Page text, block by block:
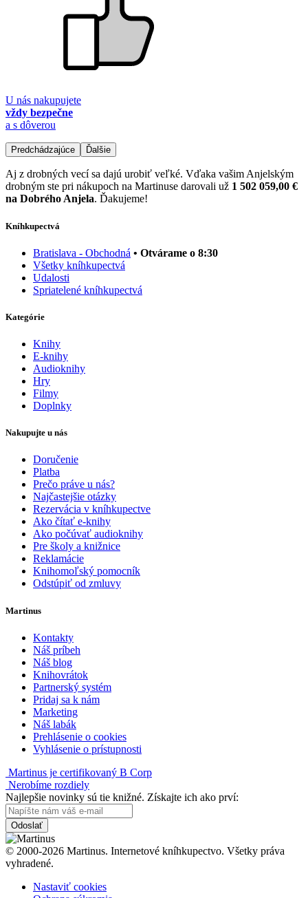
U nás nakupujete
vždy bezpečne
a s dôverou
Predchádzajúce Ďalšie
Aj z drobných vecí sa dajú urobiť veľké. Vďaka vašim Anjelským
drobným ste pri nákupoch na Martinuse darovali už 1 502 059,00 €
na Dobrého Anjela. Ďakujeme!
Kníhkupectvá
Bratislava - Obchodná • Otvárame o 8:30
Všetky kníhkupectvá
Udalosti
Spriatelené kníhkupectvá
Kategórie
Knihy
E-knihy
Audioknihy
Hry
Filmy
Doplnky
Nakupujte u nás
Doručenie
Platba
Prečo práve u nás?
Najčastejšie otázky
Rezervácia v kníhkupectve
Ako čítať e-knihy
Ako počúvať audioknihy
Pre školy a knižnice
Reklamácie
Knihomoľský pomocník
Odstúpiť od zmluvy
Martinus
Kontakty
Náš príbeh
Náš blog
Knihovrátok
Partnerský systém
Pridaj sa k nám
Marketing
Náš labák
Prehlásenie o cookies
Vyhlásenie o prístupnosti
Martinus je certifikovaný B Corp
Nerobíme rozdiely
Najlepšie novinky sú tie knižné. Získajte ich ako prví:
Odoslať
© 2000-2026 Martinus. Internetové kníhkupectvo. Všetky práva
vyhradené.
Nastaviť cookies